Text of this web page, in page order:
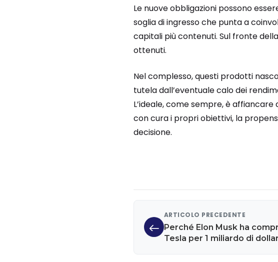
Le nuove obbligazioni possono
soglia di ingresso che punta a
capitali più contenuti. Sul fronte della
ottenuti.
Nel complesso, questi prodotti
tutela dall’eventuale calo dei
L’ideale, come sempre, è
con cura i propri obiettivi, la
decisione.
ARTICOLO PRECEDENTE
Perché Elon Musk ha
Tesla per 1 miliardo di